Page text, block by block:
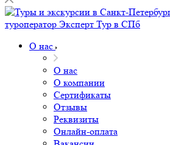
О нас
О нас
О компании
Сертификаты
Отзывы
Реквизиты
Онлайн-оплата